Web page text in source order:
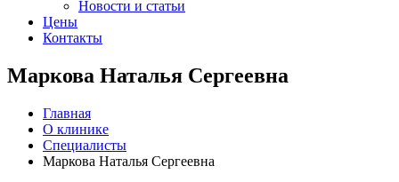
Новости и статьи
Цены
Контакты
Маркова Наталья Сергеевна
Главная
О клинике
Специалисты
Маркова Наталья Сергеевна